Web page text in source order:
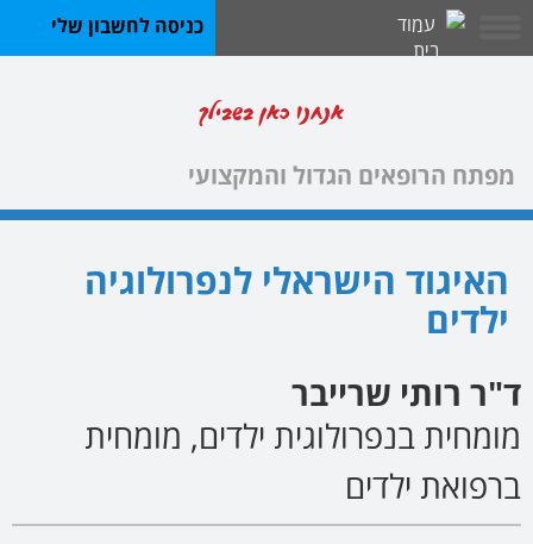
כניסה לחשבון שלי
אנחנו כאן בשבילך
מפתח הרופאים הגדול והמקצועי
האיגוד הישראלי לנפרולוגיה
ילדים
ד"ר רותי שרייבר
מומחית בנפרולוגית ילדים, מומחית
ברפואת ילדים